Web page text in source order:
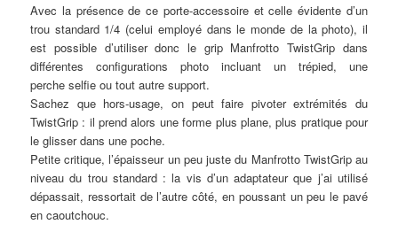
Avec la présence de ce porte-accessoire et celle évidente d’un
trou standard 1/4 (celui employé dans le monde de la photo), il
est possible d’utiliser donc le grip Manfrotto TwistGrip dans
différentes configurations photo incluant un trépied, une
percheselfie ou tout autre support.
Sachez que hors-usage, on peut faire pivoter extrémités du
TwistGrip : il prend alors une forme plus plane, plus pratique pour
le glisser dans une poche.
Petite critique, l’épaisseur un peu juste du Manfrotto TwistGrip au
niveau du trou standard : la vis d’un adaptateur que j’ai utilisé
dépassait, ressortait de l’autre côté, en poussant un peu le pavé
en caoutchouc.